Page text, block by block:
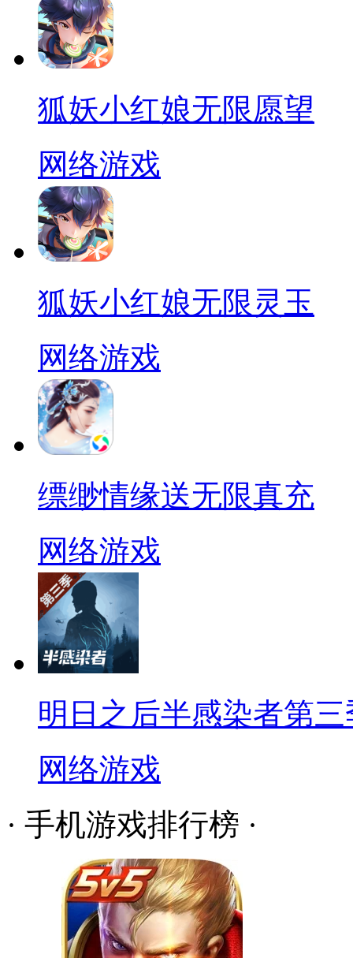
狐妖小红娘无限愿望
网络游戏
狐妖小红娘无限灵玉
网络游戏
缥缈情缘送无限真充
网络游戏
明日之后半感染者第三
网络游戏
· 手机游戏排行榜 ·